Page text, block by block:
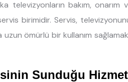
televizyonların bakım,
birimidir. Servis,
uzun ömürlü bir kullanım
Sunduğu